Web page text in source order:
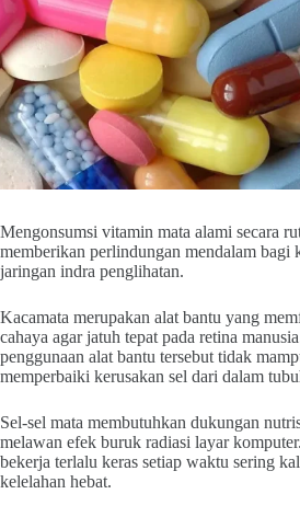
Mengonsumsi vitamin mata alami secara
memberikan perlindungan mendalam bagi
jaringan indra penglihatan.
Kacamata merupakan alat bantu yang
cahaya agar jatuh tepat pada retina
penggunaan alat bantu tersebut tidak
memperbaiki kerusakan sel dari dalam
Sel-sel mata membutuhkan dukungan
melawan efek buruk radiasi layar
bekerja terlalu keras setiap waktu sering
kelelahan hebat.